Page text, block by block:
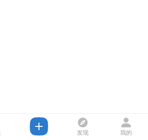
发现 我的